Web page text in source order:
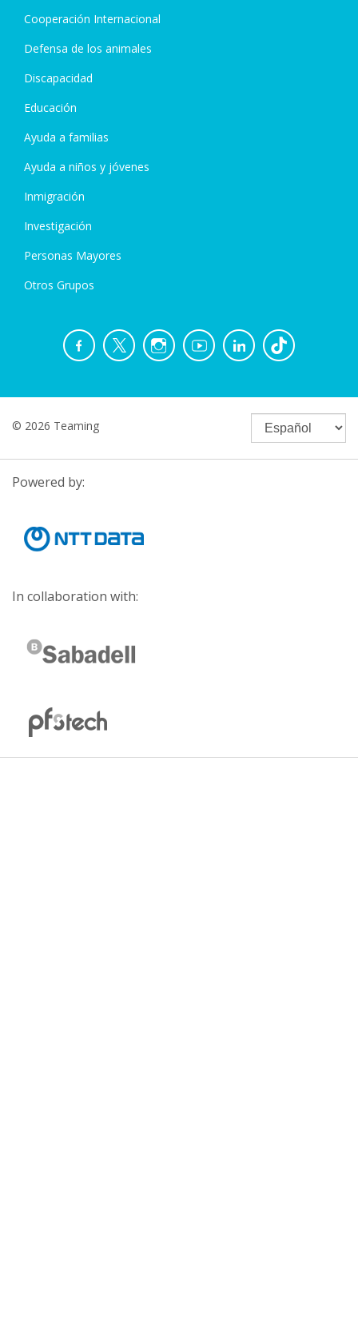
Cooperación Internacional
Defensa de los animales
Discapacidad
Educación
Ayuda a familias
Ayuda a niños y jóvenes
Inmigración
Investigación
Personas Mayores
Otros Grupos
© 2026 Teaming
Powered by:
In collaboration with: